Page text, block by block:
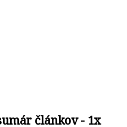
článkov - 1x